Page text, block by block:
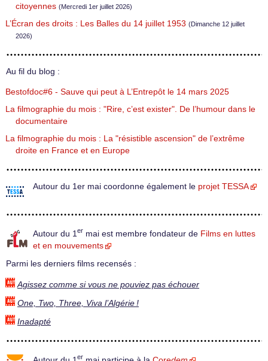
citoyennes (Mercredi 1er juillet 2026)
L’Écran des droits : Les Balles du 14 juillet 1953 (Dimanche 12 juillet
2026)
Au fil du blog :
Bestofdoc#6 - Sauve qui peut à L’Entrepôt le 14 mars 2025
La filmographie du mois : "Rire, c’est exister". De l’humour dans le
documentaire
La filmographie du mois : La "résistible ascension" de l’extrême
droite en France et en Europe
Autour du 1er mai coordonne également le projet TESSA
Autour du 1 er mai est membre fondateur de Films en luttes
et en mouvements
Parmi les derniers films recensés :
Agissez comme si vous ne pouviez pas échouer
One, Two, Three, Viva l’Algérie !
Inadapté
er